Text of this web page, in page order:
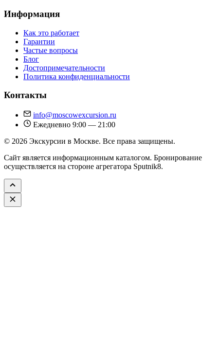
Информация
Как это работает
Гарантии
Частые вопросы
Блог
Достопримечательности
Политика конфиденциальности
Контакты
info@moscowexcursion.ru
Ежедневно 9:00 — 21:00
© 2026 Экскурсии в Москве. Все права защищены.
Сайт является информационным каталогом. Бронирование
осуществляется на стороне агрегатора Sputnik8.